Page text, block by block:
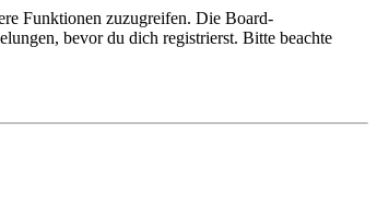
Funktionen zuzugreifen. Die Board-
bevor du dich registrierst. Bitte beachte